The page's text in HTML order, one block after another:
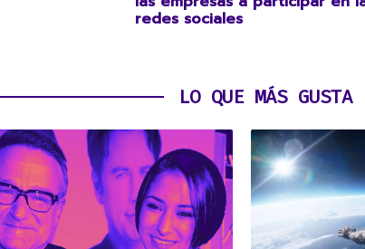
redes sociales
LO QUE MÁS GUSTA